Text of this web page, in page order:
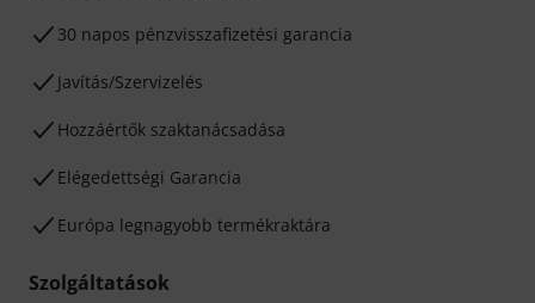
30 napos pénzvisszafizetési garancia
Javítás/Szervizelés
Hozzáértők szaktanácsadása
Elégedettségi Garancia
Európa legnagyobb termékraktára
Szolgáltatások